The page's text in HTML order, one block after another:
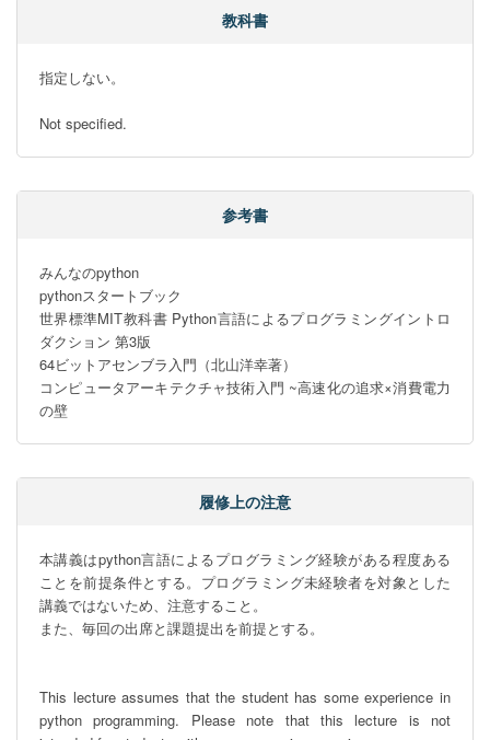
教科書
指定しない。
Not specified.
参考書
みんなのpython
pythonスタートブック
世界標準MIT教科書 Python言語によるプログラミングイントロ
ダクション 第3版
64ビットアセンブラ入門（北山洋幸著）
コンピュータアーキテクチャ技術入門 ~高速化の追求×消費電力
の壁
履修上の注意
本講義はpython言語によるプログラミング経験がある程度ある
ことを前提条件とする。プログラミング未経験者を対象とした
講義ではないため、注意すること。
また、毎回の出席と課題提出を前提とする。
This lecture assumes that the student has some experience in
python programming. Please note that this lecture is not